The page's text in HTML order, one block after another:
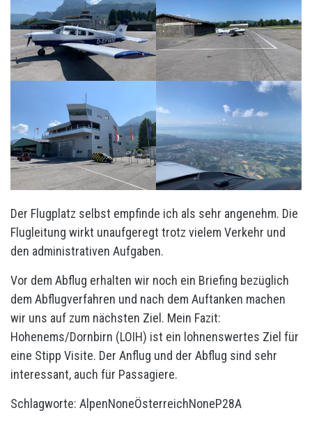
Der Flugplatz selbst empfinde ich als sehr angenehm. Die
Flugleitung wirkt unaufgeregt trotz vielem Verkehr und
den administrativen Aufgaben.
Vor dem Abflug erhalten wir noch ein Briefing bezüglich
dem Abflugverfahren und nach dem Auftanken machen
wir uns auf zum nächsten Ziel. Mein Fazit:
Hohenems/Dornbirn (LOIH) ist ein lohnenswertes Ziel für
eine Stipp Visite. Der Anflug und der Abflug sind sehr
interessant, auch für Passagiere.
Schlagworte: AlpenNoneÖsterreichNoneP28A